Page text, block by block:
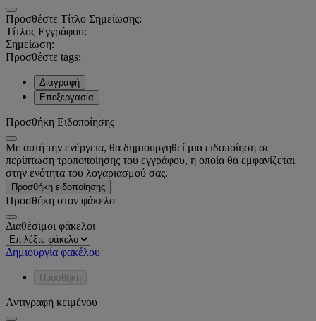
Προσθέστε Τίτλο Σημείωσης:
Τίτλος Εγγράφου:
Σημείωση:
Προσθέστε tags:
Διαγραφή
Επεξεργασία
Προσθήκη Ειδοποίησης
Με αυτή την ενέργεια, θα δημιουργηθεί μια ειδοποίηση σε
περίπτωση τροποποίησης του εγγράφου, η οποία θα εμφανίζεται
στην ενότητα του λογαριασμού σας.
Προσθήκη ειδοποίησης
Προσθήκη στον φάκελο
Διαθέσιμοι φάκελοι
Δημιουργία φακέλου
Προσθήκη
Αντιγραφή κειμένου